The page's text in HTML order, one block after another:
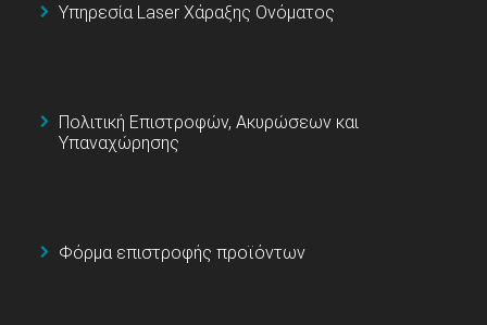
Υπηρεσία Laser Χάραξης Ονόματος
Πολιτική Επιστροφών, Ακυρώσεων και
Υπαναχώρησης
Φόρμα επιστροφής προϊόντων